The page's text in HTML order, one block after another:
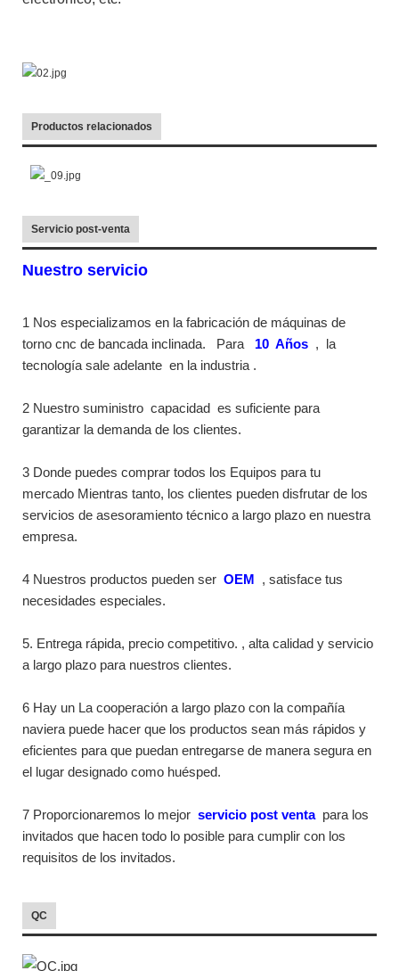
Productos relacionados
Servicio post-venta
Nuestro servicio
1 Nos especializamos en la fabricación de máquinas de
torno cnc de bancada inclinada.
Para 10 Años ,
la
tecnología sale adelante en la industria .
2 Nuestro suministro capacidad
es suficiente para
garantizar la demanda de los clientes.
3 Donde puedes comprar todos los Equipos para tu
mercado Mientras tanto, los clientes pueden disfrutar de los
servicios de asesoramiento técnico a largo plazo en nuestra
empresa.
4 Nuestros productos pueden ser OEM
, satisface tus
necesidades especiales.
5. Entrega rápida, precio competitivo. , alta calidad y servicio
a largo plazo para nuestros clientes.
6 Hay un La cooperación a largo plazo con la compañía
naviera puede hacer que los productos sean más rápidos y
eficientes para que puedan entregarse de manera segura en
el lugar designado como huésped.
7 Proporcionaremos lo mejor servicio post venta para los
invitados que hacen todo lo posible para cumplir con los
requisitos de los invitados.
QC